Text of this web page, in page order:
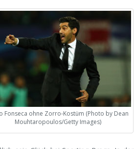
Fonseca ohne Zorro-Kostüm (Photo by Dean
Mouhtaropoulos/Getty Images)